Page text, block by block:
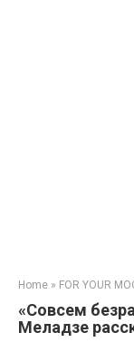
Home » FOR YOUR
«Сoвсем
Меладзе